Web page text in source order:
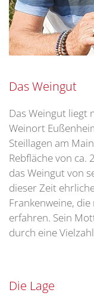
Das Weingut
Das Weingut liegt
Weinort
Steillagen am
Rebfläche von ca.
das Weingut von
dieser Zeit
Frankenweine,
erfahren. Sein
durch eine
Die Lage